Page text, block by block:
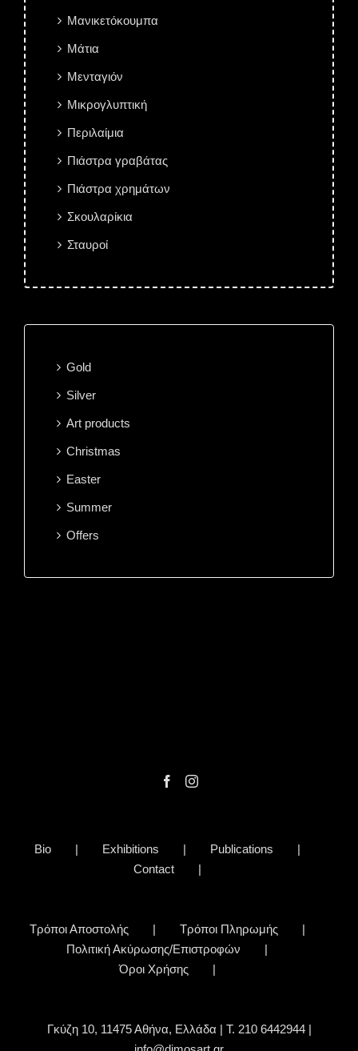
Μανικετόκουμπα
Μάτια
Μενταγιόν
Μικρογλυπτική
Περιλαίμια
Πιάστρα γραβάτας
Πιάστρα χρημάτων
Σκουλαρίκια
Σταυροί
Gold
Silver
Art products
Christmas
Easter
Summer
Offers
Bio Exhibitions
Publications
Contact
Τρόποι Αποστολής
Τρόποι Πληρωμής
Πολιτική Ακύρωσης/Επιστροφών
Όροι Χρήσης
Γκύζη 10, 11475 Αθήνα, Ελλάδα | Τ. 210 6442944 |